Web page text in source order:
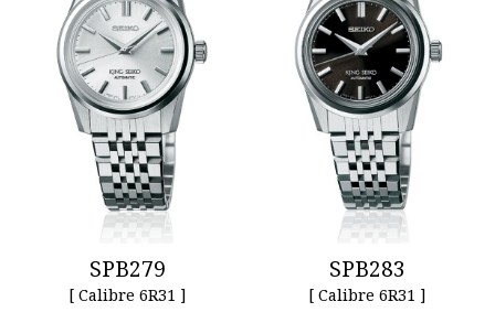
SPB279
[ Calibre 6R31 ]
SPB283
[ Calibre 6R31 ]